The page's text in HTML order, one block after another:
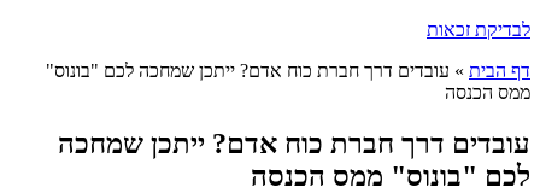
לבדיקת זכאות
דף הבית » עובדים דרך חברת כוח אדם? ייתכן שמחכה לכם "בונוס"
ממס הכנסה
עובדים דרך חברת כוח אדם? ייתכן שמחכה
לכם "בונוס" ממס הכנסה